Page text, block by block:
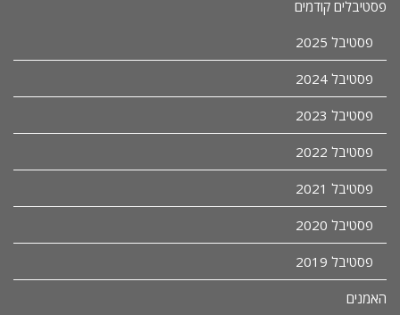
פסטיבלים קודמים
פסטיבל 2025
פסטיבל 2024
פסטיבל 2023
פסטיבל 2022
פסטיבל 2021
פסטיבל 2020
פסטיבל 2019
האמנים